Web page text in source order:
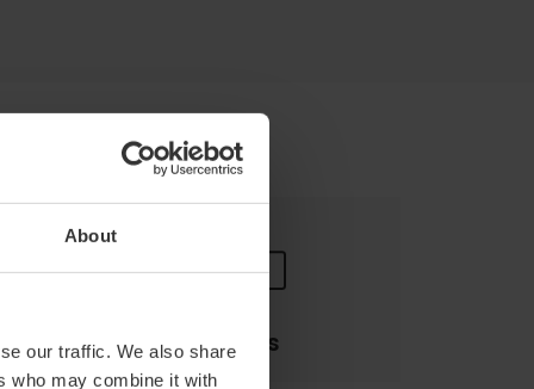
About
our traffic. We also share
who may combine it with
Pagos